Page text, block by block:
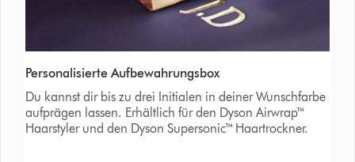
Personalisierte Aufbewahrungsbox
Du kannst dir bis zu drei Initialen in deiner Wunschfarbe
aufprägen lassen. Erhältlich für den Dyson Airwrap™
Haarstyler und den Dyson Supersonic™ Haartrockner.